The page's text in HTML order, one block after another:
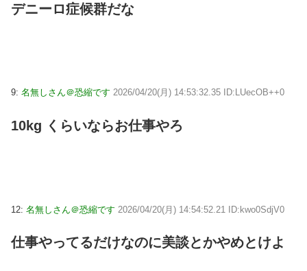
デニーロ症候群だな
9: 名無しさん＠恐縮です 2026/04/20(月) 14:53:32.35 ID:LUecOB++0
10kg くらいならお仕事やろ
12: 名無しさん＠恐縮です 2026/04/20(月) 14:54:52.21 ID:kwo0SdjV0
仕事やってるだけなのに美談とかやめとけよ